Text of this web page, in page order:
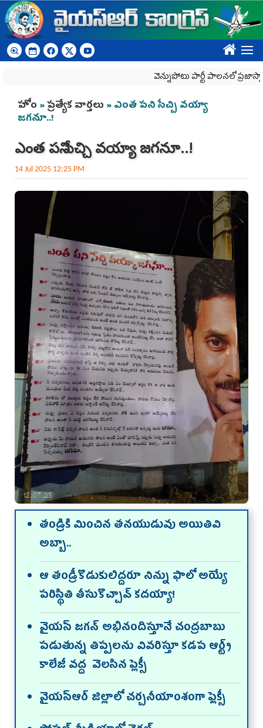
Skip to main content
????
వెన్నుపోటు పార్టీ పాలనలో ప్రజాస్వామ్యం
You are here
హోం »ప్రత్యేక వార్తలు » ఎంత పని సేచ్చి వయ్యా
జగనూ..!
ఎంత పని సేచ్చి వయ్యా జగనూ..!
14 Jul 2025 12:25 PM
తండ్రికి మించిన తనయుడువు అయితివి
అబ్బా..
ఆ తండ్రీకొడుకులిద్దరూ నిన్ను ఫాలో అయ్యే
పరిస్థితి తీసుకొచ్చావ్‌ కదయ్యా!
వైయ‌స్ జగన్ అభినందిస్తూనే చంద్రబాబు
పడుతున్న తిప్పలను వివ‌రిస్తూ కడప ఆర్ట్స్
కాలేజీ వద్ద వెల‌సిన ప్లెక్సీ
వైయ‌స్ఆర్ జిల్లాలో చ‌ర్చ‌నీయాంశంగా ఫ్లెక్సీ